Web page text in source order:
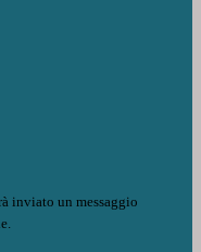
inviato un messaggio